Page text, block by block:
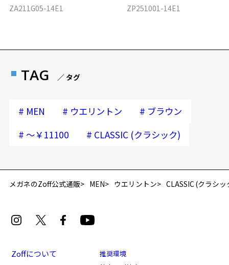
再入荷お知らせメールのお申し込み
ZA211G05-14E1 ZP251001-14E1
TAG ／ タグ
# MEN # ウエリントン # ブラウン
# ～￥11100 # CLASSIC (クラシック)
メガネのZoff公式通販 MEN ウエリントン CLASSIC (クラシッ
Zoffについて
推奨環境